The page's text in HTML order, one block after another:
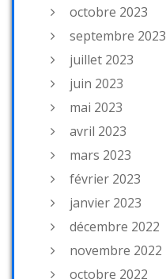
octobre 2023
septembre 2023
juillet 2023
juin 2023
mai 2023
avril 2023
mars 2023
février 2023
janvier 2023
décembre 2022
novembre 2022
octobre 2022